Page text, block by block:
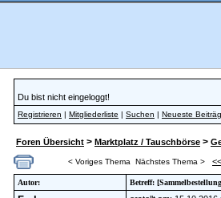
Du bist nicht eingeloggt!
Registrieren | Mitgliederliste | Suchen | Neueste
Foren Übersicht > Marktplatz / Tauschbörse >
< Voriges Thema Nächstes Thema > <<
Autor: Betreff: